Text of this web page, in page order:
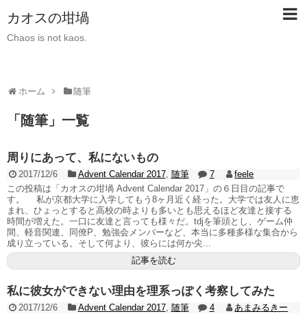
カオスの坩堝
Chaos is not kaos.
ホーム 随筆
「 随筆 」 一覧
周りにあって、私にないもの
2017/12/6 Advent Calendar 2017, 随筆 7
feele
この投稿は「カオスの坩堝 Advent Calendar 2017」の６日目の記事で
す。 私が京都大学に入学してもう8ヶ月近く経った。大学では友人に恵
まれ、ひょっとすると高校の時よりも多いとも思えるほど友達と接する
時間が増えた。一口に友達と言っても様々だ。tdjを筆頭とし、ゲーム仲
間、軽音関連、同僚P、勉強会メンバーなど、本当に多種多様な集合から
成り立っている。そして何より、彼らには何か尖...
記事を読む
私に彼女ができない理由を理系っぽく考察してみた
2017/12/6 Advent Calendar 2017, 随筆 4
あまみるきー